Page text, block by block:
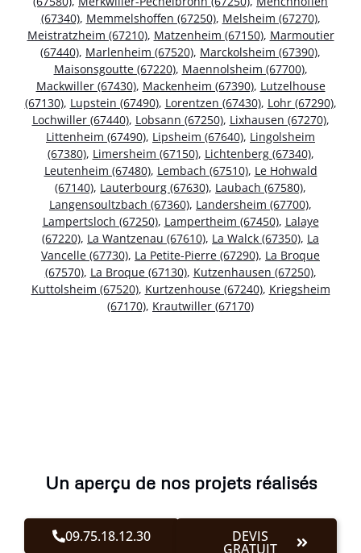
(67340), Memmelshoffen (67250), Melsheim (67270),
Meistratzheim (67210), Matzenheim (67150), Marmoutier
(67440), Marlenheim (67520), Marckolsheim (67390),
Maisonsgoutte (67220), Maennolsheim (67700),
Mackwiller (67430), Mackenheim (67390), Lutzelhouse
(67130), Lupstein (67490), Lorentzen (67430), Lohr (67290),
Lochwiller (67440), Lobsann (67250), Lixhausen (67270),
Littenheim (67490), Lipsheim (67640), Lingolsheim
(67380), Limersheim (67150), Lichtenberg (67340),
Leutenheim (67480), Lembach (67510), Le Hohwald
(67140), Lauterbourg (67630), Laubach (67580),
Langensoultzbach (67360), Landersheim (67700),
Lampertsloch (67250), Lampertheim (67450), Lalaye
(67220), La Wantzenau (67610), La Walck (67350), La
Vancelle (67730), La Petite-Pierre (67290), La Broque
(67570), La Broque (67130), Kutzenhausen (67250),
Kuttolsheim (67520), Kurtzenhouse (67240), Kriegsheim
(67170), Krautwiller (67170)
Un aperçu de nos projets réalisés
09.75.18.12.30 DEVIS
GRATUIT